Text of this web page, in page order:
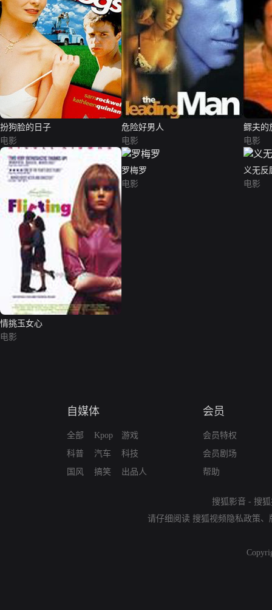
扮狗脸的日子
电影
危险好男人
电影
鳏夫的
电影
情挑玉女心
电影
罗梅罗
电影
义无反
电影
自媒体
全部
科普
国风
Kpop
汽车
搞笑
游戏
科技
出品人
会员
会员特权
会员剧场
帮助
搜狐影音 - 搜
请仔细阅读 搜狐视频隐私政策、